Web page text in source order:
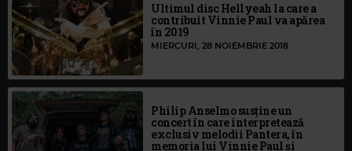
Ultimul disc Hellyeah la care a
contribuit Vinnie Paul va apărea
în 2019
MIERCURI, 28 NOIEMBRIE 2018
Philip Anselmo susține un
concert în care interpretează
exclusiv melodii Pantera, în
memoria lui Vinnie Paul și